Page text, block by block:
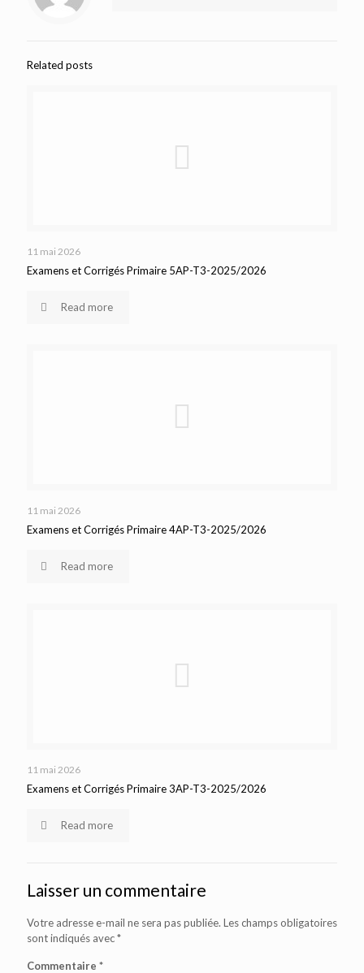
Related posts
11 mai 2026
Examens et Corrigés Primaire 5AP-T3-2025/2026
Read more
11 mai 2026
Examens et Corrigés Primaire 4AP-T3-2025/2026
Read more
11 mai 2026
Examens et Corrigés Primaire 3AP-T3-2025/2026
Read more
Laisser un commentaire
Votre adresse e-mail ne sera pas publiée. Les champs obligatoires
sont indiqués avec*
Commentaire *